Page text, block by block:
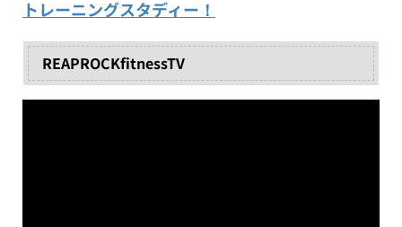
トレーニングスタディー！
REAPROCKfitnessTV